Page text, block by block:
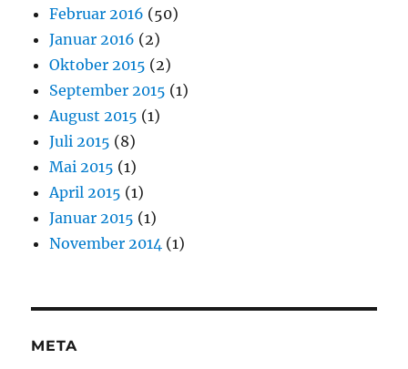
Februar 2016 (50)
Januar 2016 (2)
Oktober 2015 (2)
September 2015 (1)
August 2015 (1)
Juli 2015 (8)
Mai 2015 (1)
April 2015 (1)
Januar 2015 (1)
November 2014 (1)
META